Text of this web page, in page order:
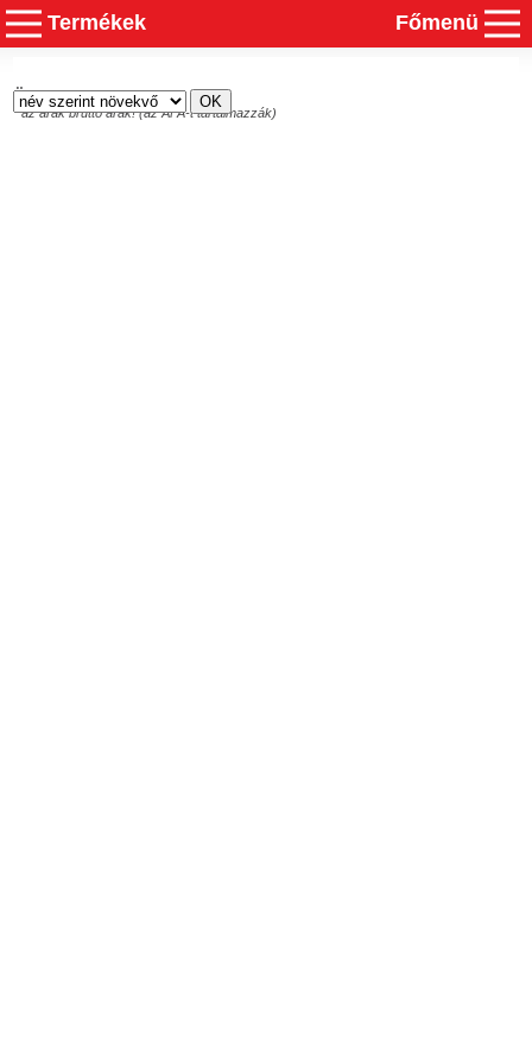
Termékek Főmenü
Összesen0termék
* az árak bruttó árak! (az ÁFA-t tartalmazzák)